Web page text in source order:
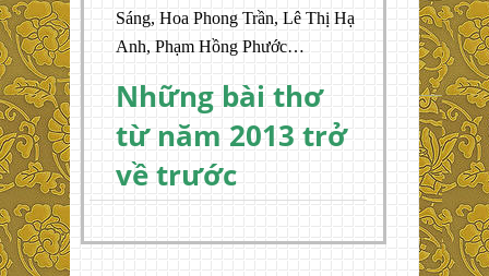
Sáng, Hoa Phong Trần, Lê Thị Hạ
Anh, Phạm Hồng Phước…
Những bài thơ
từ năm 2013 trở
về trước